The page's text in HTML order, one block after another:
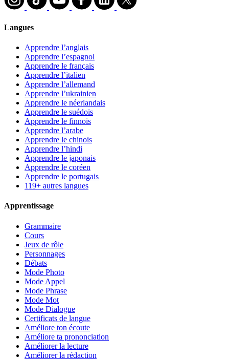
Langues
Apprendre l’anglais
Apprendre l’espagnol
Apprendre le français
Apprendre l’italien
Apprendre l’allemand
Apprendre l’ukrainien
Apprendre le néerlandais
Apprendre le suédois
Apprendre le finnois
Apprendre l’arabe
Apprendre le chinois
Apprendre l’hindi
Apprendre le japonais
Apprendre le coréen
Apprendre le portugais
119+ autres langues
Apprentissage
Grammaire
Cours
Jeux de rôle
Personnages
Débats
Mode Photo
Mode Appel
Mode Phrase
Mode Mot
Mode Dialogue
Certificats de langue
Améliore ton écoute
Améliore ta prononciation
Améliorer la lecture
Améliorer la rédaction